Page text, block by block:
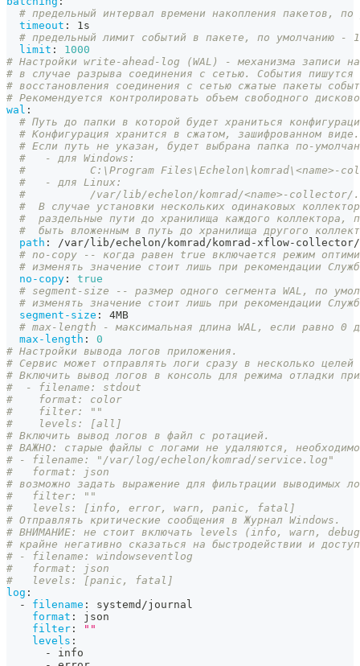
# предельный интервал времени накопления пакетов, по
timeout :
1s
# предельный лимит событий в пакете, по умолчанию -
limit :
1000
# Настройки write-ahead-log (WAL) - механизма записи
# в случае разрыва соединения с сетью. События
# восстановления соединения с сетью сжатые пакеты
# Рекомендуется контролировать объем свободного
wal :
# Путь до папки в которой будет храниться
# Конфигурация хранится в сжатом, зашифрованном виде.
# Если путь не указан, будет выбрана папка по-
#   - для Windows:
#          C:\Program Files\Echelon\komrad\<name>-
#   - для Linux:
#          /var/lib/echelon/komrad/<name>-collector/
#  В случае установки нескольких одинаковых
#  раздельные пути до хранилища каждого коллектора,
#  быть вложенным в путь до хранилища другого
path : /var/lib/echelon/komrad/komrad - xflow-
# no-copy -- когда равен true включается режим
# изменять значение стоит лишь при рекомендации
no-copy :
true
# segment-size -- размер одного сегмента WAL, по
# изменять значение стоит лишь при рекомендации
segment-size :
4MB
# max-length - максимальная длина WAL, если равно 0
max-length :
0
# Настройки вывода логов приложения.
# Сервис может отправлять логи сразу в несколько
# Включить вывод логов в консоль для режима отладки
#  - filename: stdout
#    format: color
#    filter: ""
#    levels: [all]
# Включить вывод логов в файл с ротацией.
# ВАЖНО: старые файлы с логами не удаляются,
# - filename: "/var/log/echelon/komrad/service.log"
#   format: json
# возможно задать выражение для фильтрации выводимых
#   filter: ""
#   levels: [info, error, warn, panic, fatal]
# Отправлять критические сообщения в Журнал Windows.
# ВНИМАНИЕ: не стоит включать levels (info, warn,
# крайне негативно сказаться на быстродействии и
# - filename: windowseventlog
#   format: json
#   levels: [panic, fatal]
log :
-
filename :
systemd/journal
format :
json
filter :
""
levels :
-
info